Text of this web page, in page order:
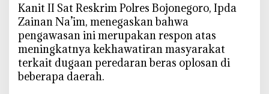
g
i
l
i
n
‎Kanit II Sat Reskrim Polres Bojonegoro, Ipda
Zainan Na’im, menegaskan bahwa
pengawasan ini merupakan respon atas
meningkatnya kekhawatiran masyarakat
terkait dugaan peredaran beras oplosan di
beberapa daerah.